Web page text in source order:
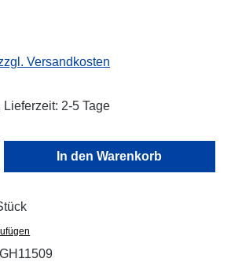
Versandkosten
Lieferzeit: 2-5 Tage
Gib den gewünschten
In den Warenkorb
GH11509